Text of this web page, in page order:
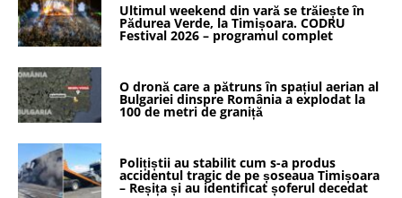
Ultimul weekend din vară se trăiește în
Pădurea Verde, la Timișoara. CODRU
Festival 2026 – programul complet
O dronă care a pătruns în spațiul aerian al
Bulgariei dinspre România a explodat la
100 de metri de graniță
Polițiștii au stabilit cum s-a produs
accidentul tragic de pe șoseaua Timișoara
– Reșița și au identificat șoferul decedat